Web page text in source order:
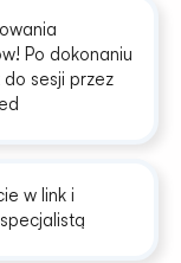
Po dokonaniu
do sesji przez
w link i